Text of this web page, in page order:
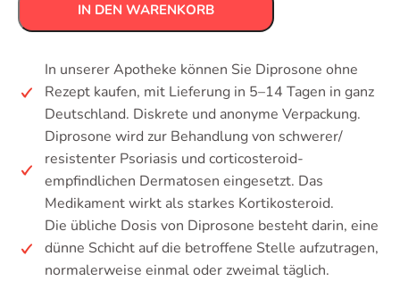
IN DEN WARENKORB
In unserer Apotheke können Sie Diprosone ohne
Rezept kaufen, mit Lieferung in 5–14 Tagen in ganz
Deutschland. Diskrete und anonyme Verpackung.
Diprosone wird zur Behandlung von schwerer/
resistenter Psoriasis und corticosteroid-
empfindlichen Dermatosen eingesetzt. Das
Medikament wirkt als starkes Kortikosteroid.
Die übliche Dosis von Diprosone besteht darin, eine
dünne Schicht auf die betroffene Stelle aufzutragen,
normalerweise einmal oder zweimal täglich.